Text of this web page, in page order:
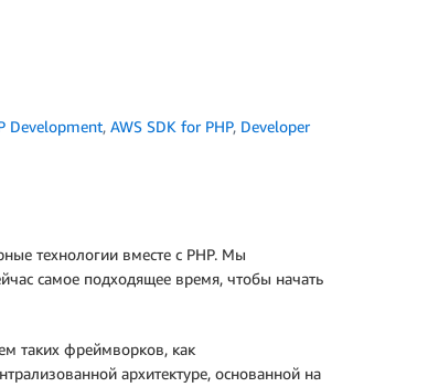
Development, AWS SDK for PHP, Developer
технологии вместе с PHP. Мы
самое подходящее время, чтобы начать
таких фреймворков, как
архитектуре, основанной на